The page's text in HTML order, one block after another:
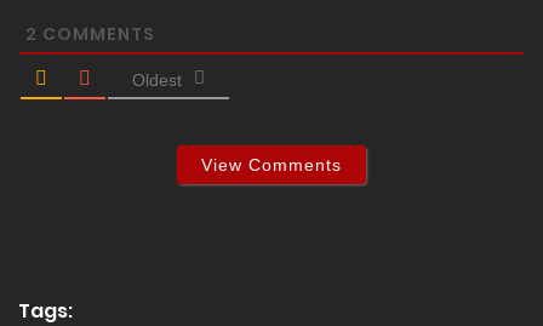
2 COMMENTS
Oldest
View Comments
Tags: